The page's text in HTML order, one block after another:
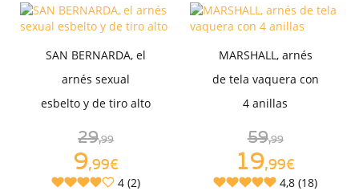
SAN BERNARDA, el
arnés sexual
esbelto y de tiro alto
29,99
9,99€
4 (2)
MARSHALL, arnés
de tela vaquera con
4 anillas
59,99
19,99€
4,8 (18)